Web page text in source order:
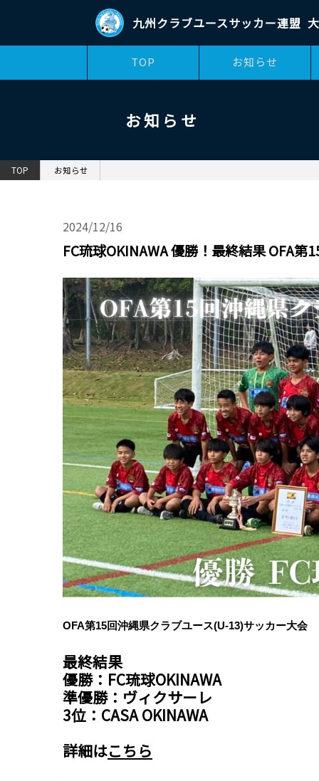
九州クラブユースサッカー連盟
TOP お知らせ
お知らせ
TOP お知らせ
2024/12/16
FC琉球OKINAWA 優勝！最終結果 OFA
OFA第15回沖縄県クラブユース(U-13)サッカー大会
​最終結果
優勝：FC琉球OKINAWA
​準優勝：ヴィクサーレ
​3位：CASA OKINAWA
​詳細はこちら